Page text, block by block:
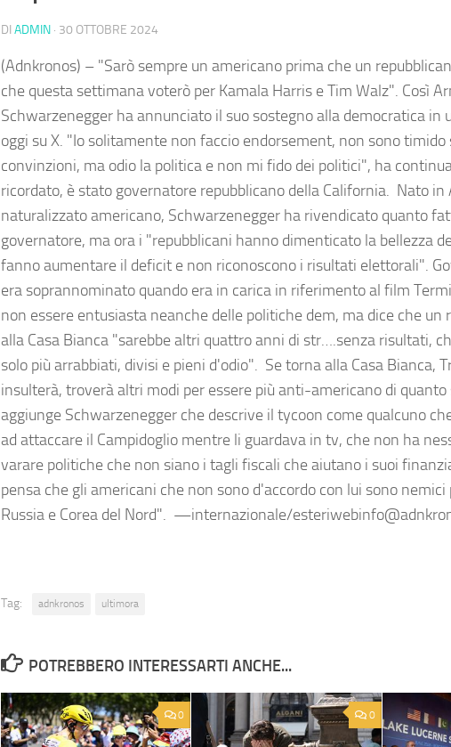
DI ADMIN · 30 OTTOBRE 2024
(Adnkronos) – "Sarò sempre un americano prima che un
che questa settimana voterò per Kamala Harris e Tim Walz". Così
Schwarzenegger ha annunciato il suo sostegno alla democratica in
oggi su X. "Io solitamente non faccio endorsement, non sono timido
convinzioni, ma odio la politica e non mi fido dei politici", ha
ricordato, è stato governatore repubblicano della California. Nato in
naturalizzato americano, Schwarzenegger ha rivendicato quanto
governatore, ma ora i "repubblicani hanno dimenticato la bellezza
fanno aumentare il deficit e non riconoscono i risultati elettorali".
era soprannominato quando era in carica in riferimento al film
non essere entusiasta neanche delle politiche dem, ma dice che un
alla Casa Bianca "sarebbe altri quattro anni di str….senza risultati,
solo più arrabbiati, divisi e pieni d'odio". Se torna alla Casa Bianca,
insulterà, troverà altri modi per essere più anti-americano di quanto
aggiunge Schwarzenegger che descrive il tycoon come qualcuno
ad attaccare il Campidoglio mentre li guardava in tv, che non ha
varare politiche che non siano i tagli fiscali che aiutano i suoi
pensa che gli americani che non sono d'accordo con lui sono nemici
Russia e Corea del Nord". —internazionale/
Tag: adnkronos ultimora
POTREBBERO INTERESSARTI ANCHE...
0 0